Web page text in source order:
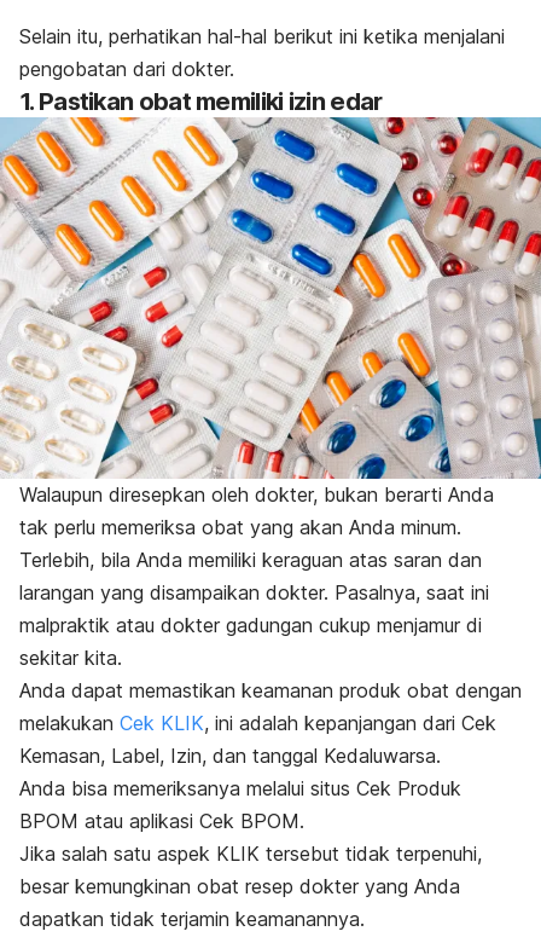
Selain itu, perhatikan hal-hal berikut ini ketika menjalani
pengobatan dari dokter.
1. Pastikan obat memiliki izin edar
Walaupun diresepkan oleh dokter, bukan berarti Anda
tak perlu memeriksa obat yang akan Anda minum.
Terlebih, bila Anda memiliki keraguan atas saran dan
larangan yang disampaikan dokter. Pasalnya, saat ini
malpraktik atau dokter gadungan cukup menjamur di
sekitar kita.
Anda dapat memastikan keamanan produk obat dengan
melakukan Cek KLIK, ini adalah kepanjangan dari Cek
Kemasan, Label, Izin, dan tanggal Kedaluwarsa.
Anda bisa memeriksanya melalui situs Cek Produk
BPOM atau aplikasi Cek BPOM.
Jika salah satu aspek KLIK tersebut tidak terpenuhi,
besar kemungkinan obat resep dokter yang Anda
dapatkan tidak terjamin keamanannya.